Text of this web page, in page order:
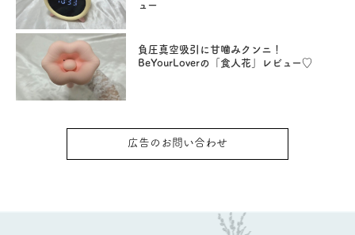
ュー
負圧真空吸引に甘噛みクンニ！
BeYourLoverの「食人花」レビュー♡
広告のお問い合わせ